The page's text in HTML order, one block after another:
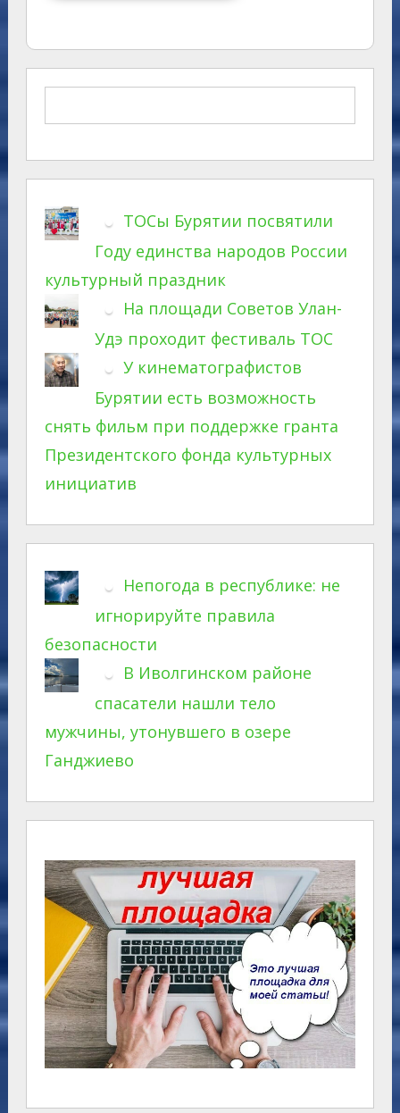
ТОСы Бурятии посвятили
Году единства народов России
культурный праздник
На площади Советов Улан-
Удэ проходит фестиваль ТОС
У кинематографистов
Бурятии есть возможность
снять фильм при поддержке гранта
Президентского фонда культурных
инициатив
Непогода в республике: не
игнорируйте правила
безопасности
В Иволгинском районе
спасатели нашли тело
мужчины, утонувшего в озере
Ганджиево